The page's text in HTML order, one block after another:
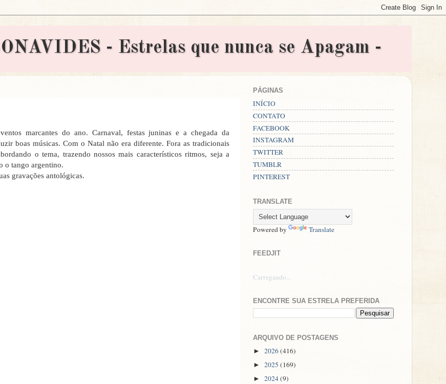
- Estrelas que nunca se Apagam -
marcantes do ano. Carnaval, festas juninas e a chegada da
boas músicas. Com o Natal não era diferente. Fora as tradicionais
o tema, trazendo nossos mais característicos ritmos, seja a
o tango argentino.
gravações antológicas.
PÁGINAS
INÍCIO
CONTATO
FACEBOOK
INSTAGRAM
TWITTER
TUMBLR
PINTEREST
TRANSLATE
Powered by Translate
FEEDJIT
Carregando...
ENCONTRE SUA ESTRELA PREFERIDA
ARQUIVO DE POSTAGENS
► 2026(416)
► 2025 (169)
► 2024(9)